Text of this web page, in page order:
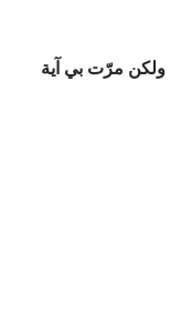
ولكن مرّت بي آية